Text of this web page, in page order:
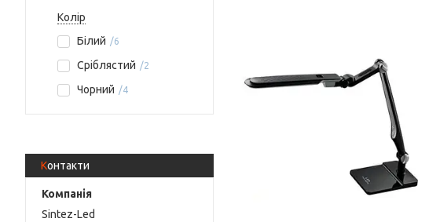
Колір
Білий
6
Сріблястий 2
Чорний 4
Контакти
Sintez-Led